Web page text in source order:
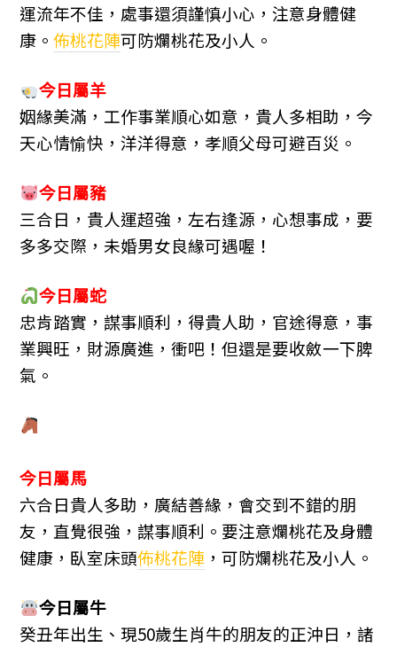
運流年不佳，處事還須謹慎小心，注意身體健
康。佈桃花陣可防爛桃花及小人。
今日屬羊
姻緣美滿，工作事業順心如意，貴人多相助，今
天心情愉快，洋洋得意，孝順父母可避百災。
今日屬豬
三合日，貴人運超強，左右逢源，心想事成，要
多多交際，未婚男女良緣可遇喔！
今日屬蛇
忠肯踏實，謀事順利，得貴人助，官途得意，事
業興旺，財源廣進，衝吧！但還是要收斂一下脾
氣。
今日屬馬
六合日貴人多助，廣結善緣，會交到不錯的朋
友，直覺很強，謀事順利。要注意爛桃花及身體
健康，臥室床頭佈桃花陣 ，可防爛桃花及小人。
今日屬牛
癸丑年出生、現50歲生肖牛的朋友的正沖日，諸